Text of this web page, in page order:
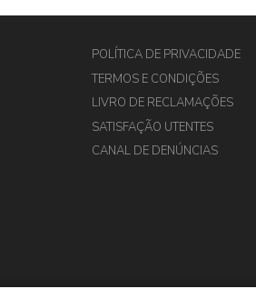
POLÍTICA DE PRIVACIDADE
TERMOS E CONDIÇÕES
LIVRO DE RECLAMAÇÕES
SATISFAÇÃO UTENTES
CANAL DE DENÚNCIAS